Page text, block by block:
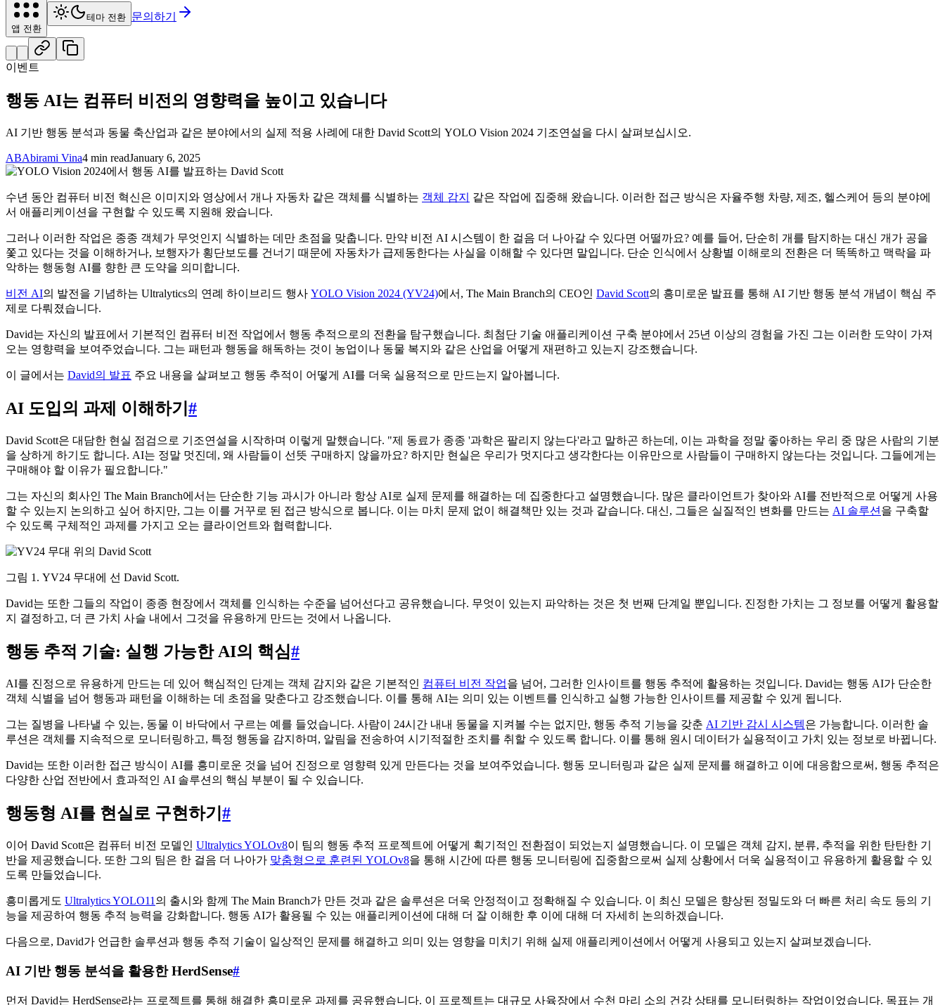
앱 전환
테마 전환 문의하기
이벤트
행동 AI는 컴퓨터 비전의 영향력을 높이고 있습니다
AI 기반 행동 분석과 동물 축산업과 같은 분야에서의 실제 적용 사례에 대한 David Scott의 YOLO Vision 2024 기조연설을 다시 살펴보십시오.
ABAbirami Vina4 min readJanuary 6, 2025
수년 동안 컴퓨터 비전 혁신은 이미지와 영상에서 개나 자동차 같은 객체를 식별하는 객체 감지
같은 작업에 집중해 왔습니다. 이러한 접근 방식은 자율주행 차량, 제조, 헬스케어 등의 분야에
서 애플리케이션을 구현할 수 있도록 지원해 왔습니다.
그러나 이러한 작업은 종종 객체가 무엇인지 식별하는 데만 초점을 맞춥니다. 만약 비전 AI 시스템이 한 걸음 더 나아갈 수 있다면 어떨까요? 예를 들어, 단순히 개를 탐지하는 대신 개가 공을
쫓고 있다는 것을 이해하거나, 보행자가 횡단보도를 건너기 때문에 자동차가 급제동한다는 사실을 이해할 수 있다면 말입니다. 단순 인식에서 상황별 이해로의 전환은 더 똑똑하고 맥락을 파
악하는 행동형 AI를 향한 큰 도약을 의미합니다.
비전 AI의 발전을 기념하는 Ultralytics의 연례 하이브리드 행사 YOLO Vision 2024 (YV24)에서, The Main Branch의 CEO인 David Scott의 흥미로운 발표를 통해 AI 기반 행동 분석 개념이 핵심 주
제로 다뤄졌습니다.
David는 자신의 발표에서 기본적인 컴퓨터 비전 작업에서 행동 추적으로의 전환을 탐구했습니다. 최첨단 기술 애플리케이션 구축 분야에서 25년 이상의 경험을 가진 그는 이러한 도약이 가져
오는 영향력을 보여주었습니다. 그는 패턴과 행동을 해독하는 것이 농업이나 동물 복지와 같은 산업을 어떻게 재편하고 있는지 강조했습니다.
이 글에서는 David의 발표 주요 내용을 살펴보고 행동 추적이 어떻게 AI를 더욱 실용적으로 만드는지 알아봅니다.
AI 도입의 과제 이해하기 #
David Scott은 대담한 현실 점검으로 기조연설을 시작하며 이렇게 말했습니다. "제 동료가 종종 '과학은 팔리지 않는다'라고 말하곤 하는데, 이는 과학을 정말 좋아하는 우리 중 많은 사람의 기분
을 상하게 하기도 합니다. AI는 정말 멋진데, 왜 사람들이 선뜻 구매하지 않을까요? 하지만 현실은 우리가 멋지다고 생각한다는 이유만으로 사람들이 구매하지 않는다는 것입니다. 그들에게는
구매해야 할 이유가 필요합니다."
그는 자신의 회사인 The Main Branch에서는 단순한 기능 과시가 아니라 항상 AI로 실제 문제를 해결하는 데 집중한다고 설명했습니다. 많은 클라이언트가 찾아와 AI를 전반적으로 어떻게 사용
할 수 있는지 논의하고 싶어 하지만, 그는 이를 거꾸로 된 접근 방식으로 봅니다. 이는 마치 문제 없이 해결책만 있는 것과 같습니다. 대신, 그들은 실질적인 변화를 만드는 AI 솔루션 을 구축할
수 있도록 구체적인 과제를 가지고 오는 클라이언트와 협력합니다.
그림 1. YV24 무대에 선 David Scott.
David는 또한 그들의 작업이 종종 현장에서 객체를 인식하는 수준을 넘어선다고 공유했습니다. 무엇이 있는지 파악하는 것은 첫 번째 단계일 뿐입니다. 진정한 가치는 그 정보를 어떻게 활용할
지 결정하고, 더 큰 가치 사슬 내에서 그것을 유용하게 만드는 것에서 나옵니다.
행동 추적 기술: 실행 가능한 AI의 핵심#
AI를 진정으로 유용하게 만드는 데 있어 핵심적인 단계는 객체 감지와 같은 기본적인 컴퓨터 비전 작업을 넘어, 그러한 인사이트를 행동 추적에 활용하는 것입니다. David는 행동 AI가 단순한
객체 식별을 넘어 행동과 패턴을 이해하는 데 초점을 맞춘다고 강조했습니다. 이를 통해 AI는 의미 있는 이벤트를 인식하고 실행 가능한 인사이트를 제공할 수 있게 됩니다.
그는 질병을 나타낼 수 있는, 동물 이 바닥에서 구르는 예를 들었습니다. 사람이 24시간 내내 동물을 지켜볼 수는 없지만, 행동 추적 기능을 갖춘 AI 기반 감시 시스템은 가능합니다. 이러한 솔
루션은 객체를 지속적으로 모니터링하고, 특정 행동을 감지하며, 알림을 전송하여 시기적절한 조치를 취할 수 있도록 합니다. 이를 통해 원시 데이터가 실용적이고 가치 있는 정보로 바뀝니다.
David는 또한 이러한 접근 방식이 AI를 흥미로운 것을 넘어 진정으로 영향력 있게 만든다는 것을 보여주었습니다. 행동 모니터링과 같은 실제 문제를 해결하고 이에 대응함으로써, 행동 추적은
다양한 산업 전반에서 효과적인 AI 솔루션의 핵심 부분이 될 수 있습니다.
행동형 AI를 현실로 구현하기 #
이어 David Scott은 컴퓨터 비전 모델인 Ultralytics YOLOv8이 팀의 행동 추적 프로젝트에 어떻게 획기적인 전환점이 되었는지 설명했습니다. 이 모델은 객체 감지, 분류, 추적을 위한 탄탄한 기
반을 제공했습니다. 또한 그의 팀은 한 걸음 더 나아가 맞춤형으로 훈련된 YOLOv8을 통해 시간에 따른 행동 모니터링에 집중함으로써 실제 상황에서 더욱 실용적이고 유용하게 활용할 수 있
도록 만들었습니다.
흥미롭게도 Ultralytics YOLO11 의 출시와 함께 The Main Branch가 만든 것과 같은 솔루션은 더욱 안정적이고 정확해질 수 있습니다. 이 최신 모델은 향상된 정밀도와 더 빠른 처리 속도 등의 기
능을 제공하여 행동 추적 능력을 강화합니다. 행동 AI가 활용될 수 있는 애플리케이션에 대해 더 잘 이해한 후 이에 대해 더 자세히 논의하겠습니다.
다음으로, David가 언급한 솔루션과 행동 추적 기술이 일상적인 문제를 해결하고 의미 있는 영향을 미치기 위해 실제 애플리케이션에서 어떻게 사용되고 있는지 살펴보겠습니다.
AI 기반 행동 분석을 활용한 HerdSense#
먼저 David는 HerdSense라는 프로젝트를 통해 해결한 흥미로운 과제를 공유했습니다. 이 프로젝트는 대규모 사육장에서 수천 마리 소의 건강 상태를 모니터링하는 작업이었습니다. 목표는 개